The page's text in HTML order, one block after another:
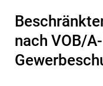
nach VOB/